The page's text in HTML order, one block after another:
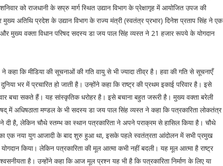
को राजधानी के सप्रु मार्ग स्थित उद्यान विभाग के प्रेक्षागृह में आयोजित उपज की
अतिथि प्रदेश के उद्यान विभाग के राज्य मंत्री (स्वतंत्र प्रभार) दिनेश प्रताप सिंह ने एक
मुख्य वक्ता विधान परिषद सदस्य डा जय पाल सिंह व्यस्त ने 21 हजार रूपये के योगदान
कहा कि मीडिया की सूचनाओं की गति वायु से भी ज्यादा तीव्र है। हवा की गति से सूचनाएँ
भर में प्रचारित हो जाती है। उन्होंने कहा कि राष्ट्र की प्रथम इकाई परिवार है। इसे
बचा सकते हैं। यह सांस्कृतिक धरोहर है। इसे बचाना बहुत जरूरी है। मुख्य वक्ता बरेली
में अधिषठाता मण्डल के भी सदस्य डा जय पाल सिंह व्यस्त ने कहा कि पत्रकारिता लोकतंत्र
ने दी है, लेकिन चौथे स्तम्भ का स्थान पत्रकारिता ने अपने पराक्रम से हासिल किया है। चौथे
का एक नया युग आजादी के बाद शुरु हुआ था, इसके पहले स्वतंत्रता आंदोलन में सभी प्रमुख
किया। लेकिन पत्रकारिता की मूल आत्मा कभी नहीं बदली। यह मूल आत्मा है राष्ट्र
है। उन्होंने कहा कि आज मूल प्रश्न यह भी है कि पत्रकारिता निर्माण के लिए या